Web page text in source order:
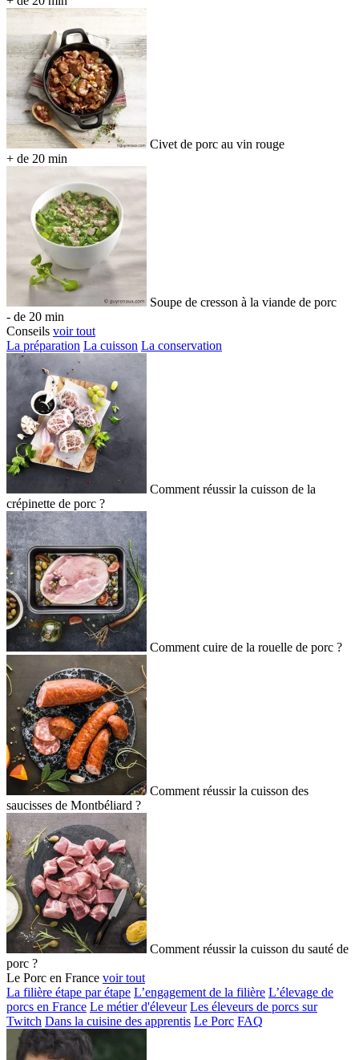
Civet de porc au vin rouge
+ de 20 min
Soupe de cresson à la viande de porc
- de 20 min
Conseils voir tout
La préparation La cuisson La conservation
Comment réussir la cuisson de la
crépinette de porc ?
Comment cuire de la rouelle de porc ?
Comment réussir la cuisson des
saucisses de Montbéliard ?
Comment réussir la cuisson du sauté de
porc ?
Le Porc en France voir tout
La filière étape par étape L’engagement de la filière L’élevage de
porcs en France Le métier d'éleveur Les éleveurs de porcs sur
Twitch Dans la cuisine des apprentis Le Porc FAQ